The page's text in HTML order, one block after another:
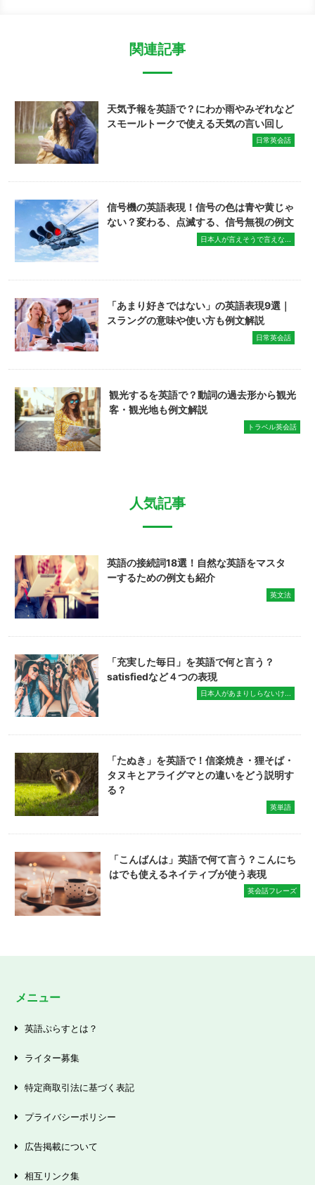
関連記事
天気予報を英語で？にわか雨やみぞれなど
スモールトークで使える天気の言い回し
日常英会話
信号機の英語表現！信号の色は青や黄じゃ
ない？変わる、点滅する、信号無視の例文
日本人が言えそうで言えな...
「あまり好きではない」の英語表現9選｜
スラングの意味や使い方も例文解説
日常英会話
観光するを英語で？動詞の過去形から観光
客・観光地も例文解説
トラベル英会話
人気記事
英語の接続詞18選！自然な英語をマスタ
ーするための例文も紹介
英文法
「充実した毎日」を英語で何と言う？
satisfiedなど４つの表現
日本人があまりしらないけ...
「たぬき」を英語で！信楽焼き・狸そば・
タヌキとアライグマとの違いをどう説明す
る？
英単語
「こんばんは」英語で何て言う？こんにち
はでも使えるネイティブが使う表現
英会話フレーズ
メニュー
英語ぷらすとは？
ライター募集
特定商取引法に基づく表記
プライバシーポリシー
広告掲載について
相互リンク集